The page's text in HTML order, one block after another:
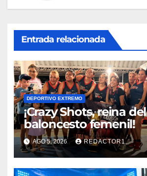
Entrada relacionada
DEPORTIVO EXTREMO
¡Crazy Shots, reina del
baloncesto femenil!
AGO 5, 2026 REDACTOR1